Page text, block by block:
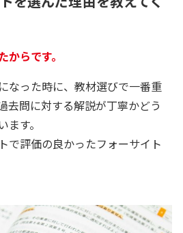
らです。
なった時に、教材選びで一番重
去問に対する解説が丁寧かどう
ます。
で評価の良かったフォーサイト